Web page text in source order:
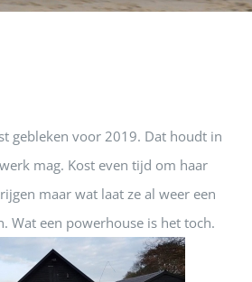
gebleken voor 2019. Dat houdt in
mag. Kost even tijd om haar
maar wat laat ze al weer een
Wat een powerhouse is het toch.